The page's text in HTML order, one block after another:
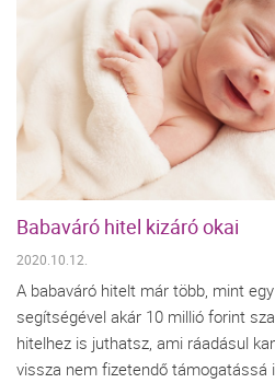
Babaváró hitel kizáró okai
2020.10.12.
A babaváró hitelt már több, mint
segítségével akár 10 millió forint
hitelhez is juthatsz, ami ráadásul
vissza nem fizetendő támogatássá